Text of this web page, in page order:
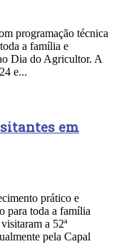
programação técnica
a família e
Dia do Agricultor. A
e...
em
prático e
para toda a família
a 52ª
pela Capal